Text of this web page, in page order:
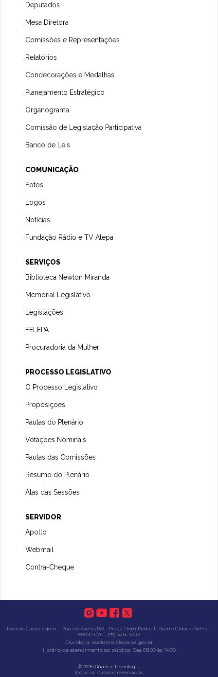
Deputados
Mesa Diretora
Comissões e Representações
Relatórios
Condecorações e Medalhas
Planejamento Estratégico
Organograma
Comissão de Legislação Participativa
Banco de Leis
COMUNICAÇÃO
Fotos
Logos
Notícias
Fundação Rádio e TV Alepa
SERVIÇOS
Biblioteca Newton Miranda
Memorial Legislativo
Legislações
FELEPA
Procuradoria da Mulher
PROCESSO LEGISLATIVO
O Processo Legislativo
Proposições
Pautas do Plenário
Votações Nominais
Pautas das Comissões
Resumo do Plenário
Atas das Sessões
SERVIDOR
Apollo
Webmail
Contra-Cheque
Palácio Cabanagem - Rua do Aveiro,130 - Praça Dom Pedro II, Bairro Cidade Velha -
66020-070 - (91) 3213-4200
Ouvidoria: ouvidoria.alepa.pa.gov.br
Horário de atendimento ao público: Das 08:00 às 14:00
© 2026 Quarter Tecnologia.
Todos os Direitos reservados.